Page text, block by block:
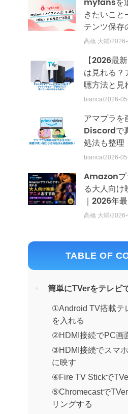
きたいこ
テンツ保存
高橋 大輔/
【2026最
は見れる？
聴方法と見
bianca/2026-
アマプラを
Discordで
処法も整理
bianca/2026-
Amazonプ
る大人向
｜2026年
高橋 大輔/
TABLE OF
簡単にTVerをテレビ
①Android TV搭載テ
を入れる
②HDMI接続でPC画
③HDMI接続でスマ
に映す
④Fire TV Stickで
⑤Chromecastで
リングする